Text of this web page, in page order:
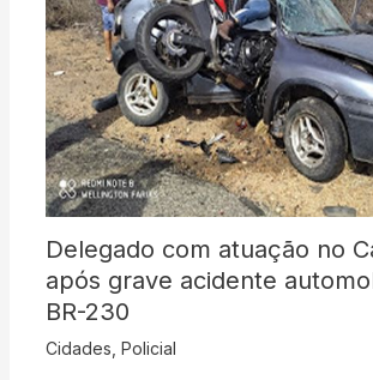
Delegado com atuação no
após grave acidente
BR-230
Cidades Policial